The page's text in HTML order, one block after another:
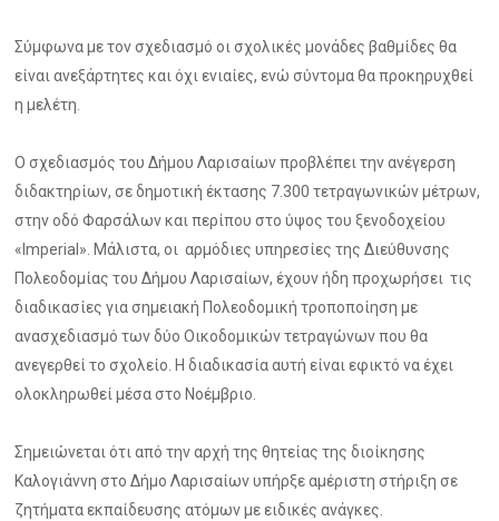
Σύμφωνα με τον σχεδιασμό οι σχολικές μονάδες βαθμίδες θα
είναι ανεξάρτητες και όχι ενιαίες, ενώ σύντομα θα προκηρυχθεί
η μελέτη.
Ο σχεδιασμός του Δήμου Λαρισαίων προβλέπει την ανέγερση
διδακτηρίων, σε δημοτική έκτασης 7.300 τετραγωνικών μέτρων,
στην οδό Φαρσάλων και περίπου στο ύψος του ξενοδοχείου
«Imperial». Μάλιστα, οι αρμόδιες υπηρεσίες της Διεύθυνσης
Πολεοδομίας του Δήμου Λαρισαίων, έχουν ήδη προχωρήσει τις
διαδικασίες για σημειακή Πολεοδομική τροποποίηση με
ανασχεδιασμό των δύο Οικοδομικών τετραγώνων που θα
ανεγερθεί το σχολείο. Η διαδικασία αυτή είναι εφικτό να έχει
ολοκληρωθεί μέσα στο Νοέμβριο.
Σημειώνεται ότι από την αρχή της θητείας της διοίκησης
Καλογιάννη στο Δήμο Λαρισαίων υπήρξε αμέριστη στήριξη σε
ζητήματα εκπαίδευσης ατόμων με ειδικές ανάγκες.